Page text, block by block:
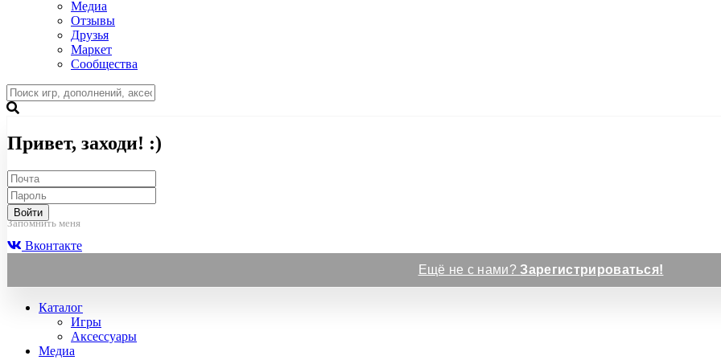
Медиа
Отзывы
Друзья
Маркет
Сообщества
Привет, заходи! :)
Войти
Запомнить меня
Вконтакте
Ещё не с нами?Зарегистрироваться!
Каталог
Игры
Аксессуары
Медиа